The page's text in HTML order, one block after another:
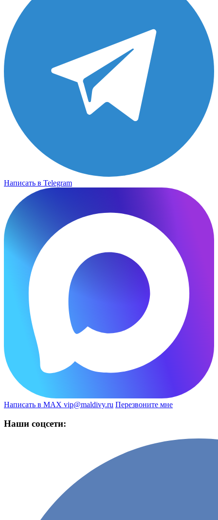
Написать в Telegram
Написать в MAX vip@maldivy.ru Перезвоните мне
Наши соцсети: